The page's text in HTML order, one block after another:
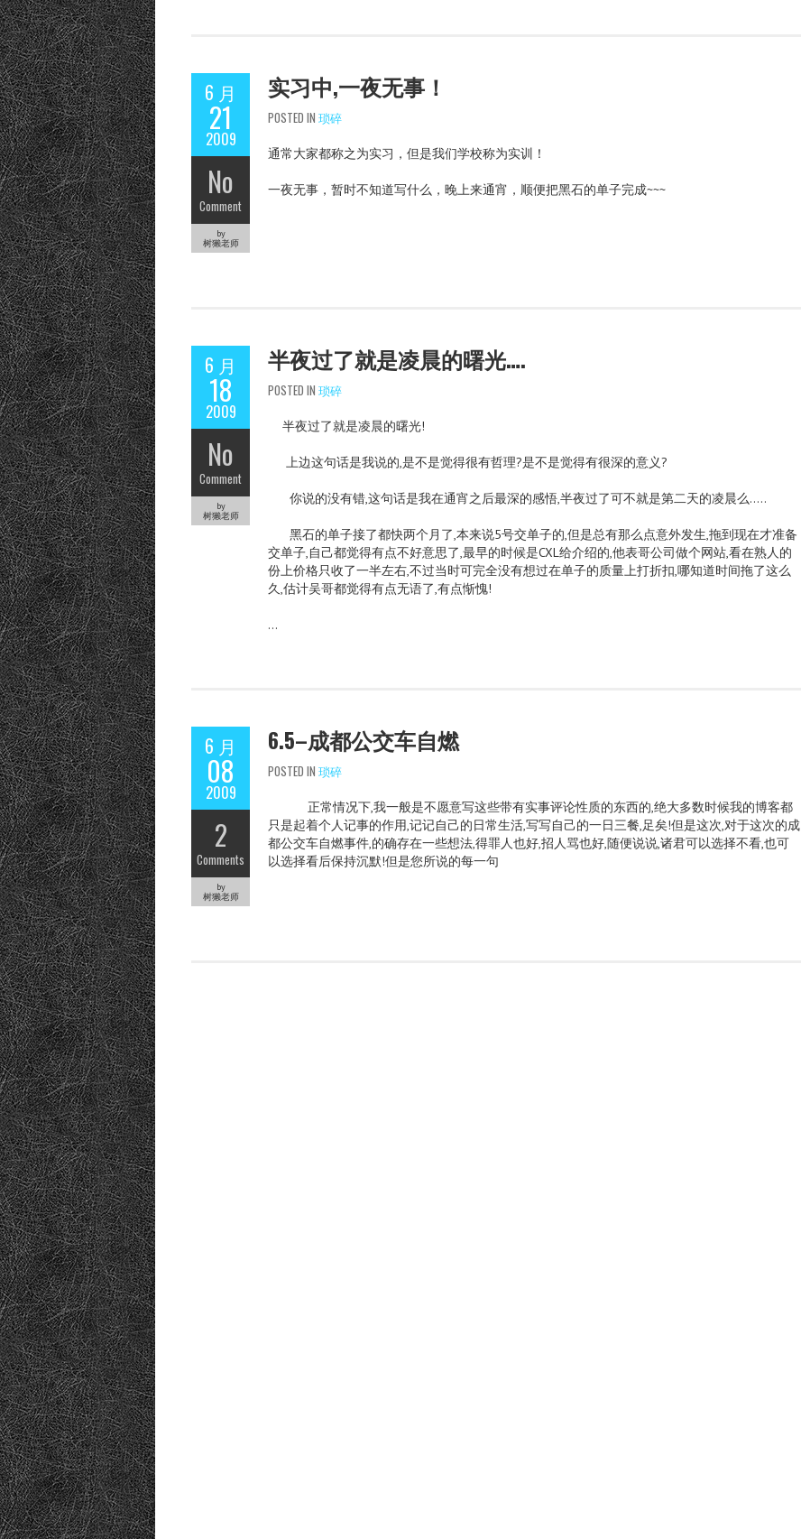
6 月
21
2009
No
Comment
by
树獭老师
实习中,一夜无事！
POSTED IN 琐碎
通常大家都称之为实习，但是我们学校称为实训！
一夜无事，暂时不知道写什么，晚上来通宵，顺便把黑石的单子完成~~~
6 月
18
2009
No
Comment
by
树獭老师
半夜过了就是凌晨的曙光….
POSTED IN 琐碎
半夜过了就是凌晨的曙光!
上边这句话是我说的,是不是觉得很有哲理?是不是觉得有很深的意义?
你说的没有错,这句话是我在通宵之后最深的感悟,半夜过了可不就是第二天的凌晨么…..
黑石的单子接了都快两个月了,本来说5号交单子的,但是总有那么点意外发生,拖到现在才准备
交单子,自己都觉得有点不好意思了,最早的时候是CXL给介绍的,他表哥公司做个网站,看在熟人的
份上价格只收了一半左右,不过当时可完全没有想过在单子的质量上打折扣,哪知道时间拖了这么
久,估计吴哥都觉得有点无语了,有点惭愧!
…
6 月
08
2009
2
Comments
by
树獭老师
6.5–成都公交车自燃
POSTED IN 琐碎
正常情况下,我一般是不愿意写这些带有实事评论性质的东西的,绝大多数时候我的博客都
只是起着个人记事的作用,记记自己的日常生活,写写自己的一日三餐,足矣!但是这次,对于这次的成
都公交车自燃事件,的确存在一些想法,得罪人也好,招人骂也好,随便说说,诸君可以选择不看,也可
以选择看后保持沉默!但是您所说的每一句